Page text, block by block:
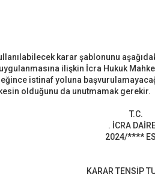
karar şablonunu
ilişkin İcra Hukuk
istinaf yoluna
olduğunu da unutmamak gerekir.
T.C.
. İCRA
2024/****
KARAR TENSİP